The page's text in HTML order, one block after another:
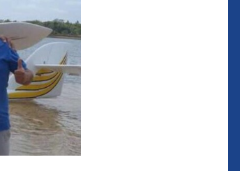
juízes e servidores"